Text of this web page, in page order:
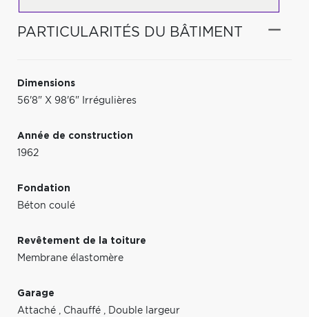
PARTICULARITÉS DU BÂTIMENT
Dimensions
56'8" X 98'6" Irrégulières
Année de construction
1962
Fondation
Béton coulé
Revêtement de la toiture
Membrane élastomère
Garage
Attaché , Chauffé , Double largeur